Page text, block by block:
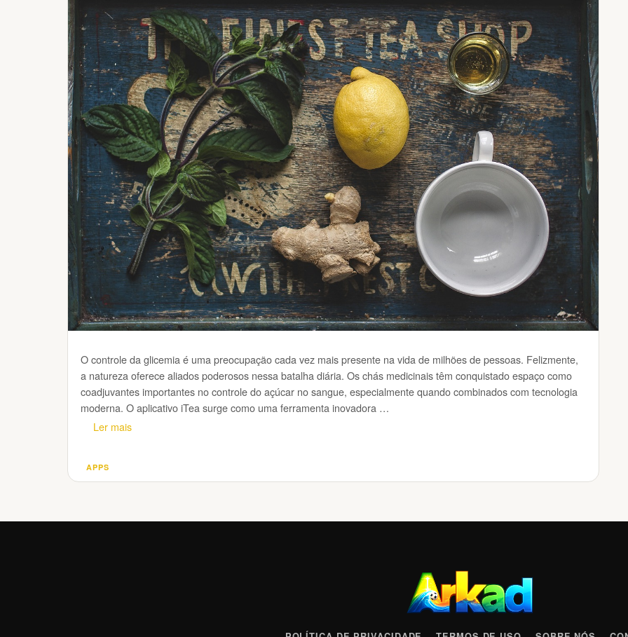
O controle da glicemia é uma preocupação cada vez mais presente na vida de milhões de pessoas. Felizmente,
a natureza oferece aliados poderosos nessa batalha diária. Os chás medicinais têm conquistado espaço como
coadjuvantes importantes no controle do açúcar no sangue, especialmente quando combinados com tecnologia
moderna. O aplicativo iTea surge como uma ferramenta inovadora …
Ler mais
Categorias
APPS